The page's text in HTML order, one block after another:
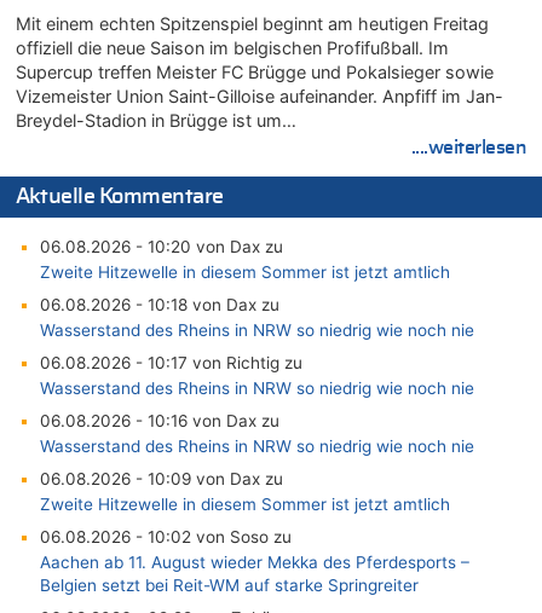
Mit einem echten Spitzenspiel beginnt am heutigen Freitag
offiziell die neue Saison im belgischen Profifußball. Im
Supercup treffen Meister FC Brügge und Pokalsieger sowie
Vizemeister Union Saint-Gilloise aufeinander. Anpfiff im Jan-
Breydel-Stadion in Brügge ist um…
....weiterlesen
Aktuelle Kommentare
06.08.2026 - 10:20 von Dax zu
Zweite Hitzewelle in diesem Sommer ist jetzt amtlich
06.08.2026 - 10:18 von Dax zu
Wasserstand des Rheins in NRW so niedrig wie noch nie
06.08.2026 - 10:17 von Richtig zu
Wasserstand des Rheins in NRW so niedrig wie noch nie
06.08.2026 - 10:16 von Dax zu
Wasserstand des Rheins in NRW so niedrig wie noch nie
06.08.2026 - 10:09 von Dax zu
Zweite Hitzewelle in diesem Sommer ist jetzt amtlich
06.08.2026 - 10:02 von Soso zu
Aachen ab 11. August wieder Mekka des Pferdesports –
Belgien setzt bei Reit-WM auf starke Springreiter